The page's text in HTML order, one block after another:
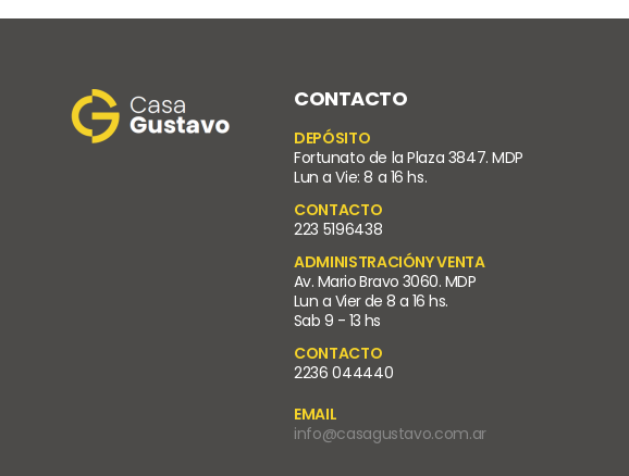
CONTACTO
DEPÓSITO
Fortunato de la Plaza 3847. MDP
Lun a Vie: 8 a 16 hs.
CONTACTO
223 5196438
ADMINISTRACIÓNY VENTA
Av. Mario Bravo 3060. MDP
Lun a Vier de 8 a 16 hs.
Sab 9 - 13 hs
CONTACTO
2236 044440
EMAIL
info@casagustavo.com.ar